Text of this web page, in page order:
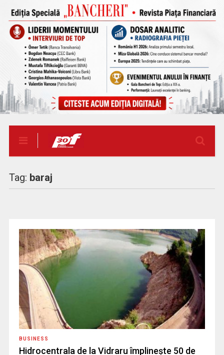
Tag: baraj
BUSINESS
Hidrocentrala de la Vidraru împlineşte 50 de